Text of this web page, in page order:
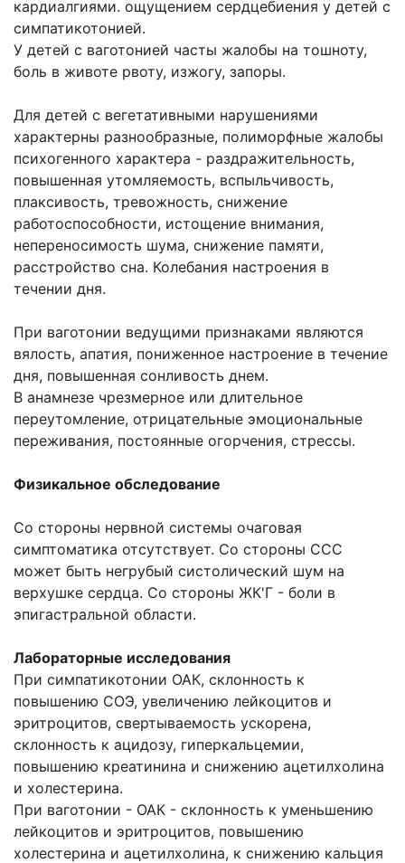
кардиалгиями. ощущением сердцебиения у детей с
симпатикотонией.
У детей с ваготонией часты жалобы на тошноту,
боль в животе рвоту, изжогу, запоры.
Для детей с вегетативными нарушениями
характерны разнообразные, полиморфные жалобы
психогенного характера - раздражительность,
повышенная утомляемость, вспыльчивость,
плаксивость, тревожность, снижение
работоспособности, истощение внимания,
непереносимость шума, снижение памяти,
расстройство сна. Колебания настроения в
течении дня.
При ваготонии ведущими признаками являются
вялость, апатия, пониженное настроение в течение
дня, повышенная сонливость днем.
В анамнезе чрезмерное или длительное
переутомление, отрицательные эмоциональные
переживания, постоянные огорчения, стрессы.
Физикальное обследование
Со стороны нервной системы очаговая
симптоматика отсутствует. Со стороны ССС
может быть негрубый систолический шум на
верхушке сердца. Со стороны ЖК'Г - боли в
эпигастральной области.
Лабораторные исследования
При симпатикотонии ОАК, склонность к
повышению СОЭ, увеличению лейкоцитов и
эритроцитов, свертываемость ускорена,
склонность к ацидозу, гиперкальцемии,
повышению креатинина и снижению ацетилхолина
и холестерина.
При ваготонии - ОАК - склонность к уменьшению
лейкоцитов и эритроцитов, повышению
холестерина и ацетилхолина, к снижению кальция